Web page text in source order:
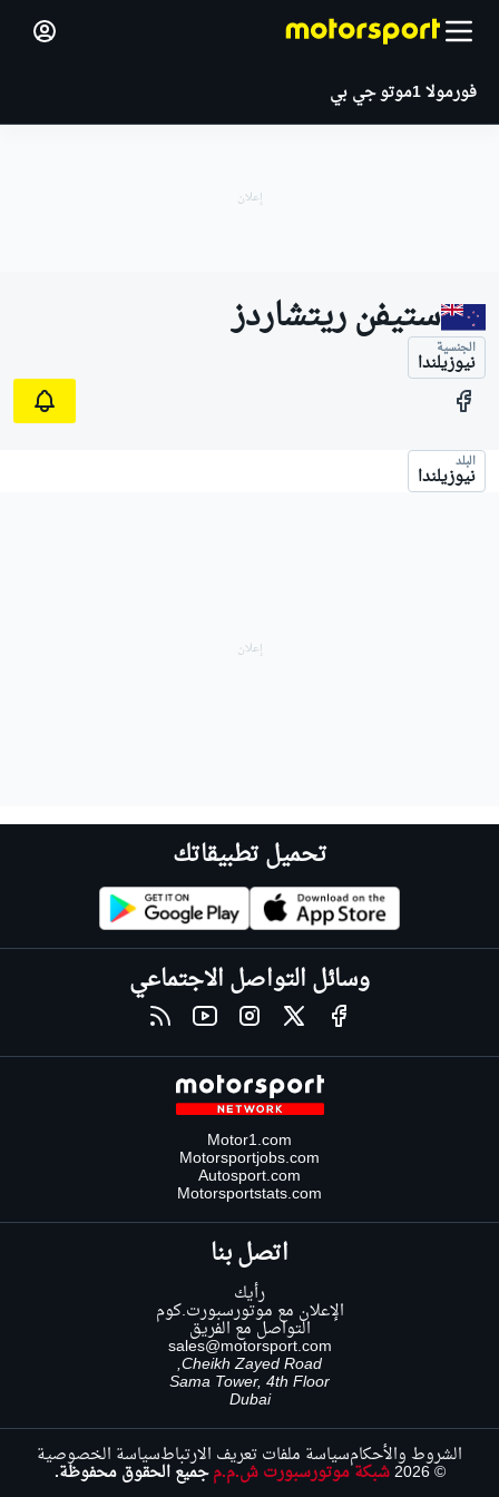
فورمولا 1 موتو جي بي
ستيفن ريتشاردز
الجنسية
نيوزيلندا
البلد
نيوزيلندا
تحميل تطبيقاتك
وسائل التواصل الاجتماعي
Motor1.com
Motorsportjobs.com
Autosport.com
Motorsportstats.com
اتصل بنا
رأيك
الإعلان مع موتورسبورت.كوم
التواصل مع الفريق
sales@motorsport.com
Cheikh Zayed Road,
Sama Tower, 4th Floor
Dubai
© 2026 شبكة موتورسبورت ش.م.م جميع الحقوق محفوظة.
الشروط والأحكامسياسة ملفات تعريف الارتباطسياسة الخصوصية